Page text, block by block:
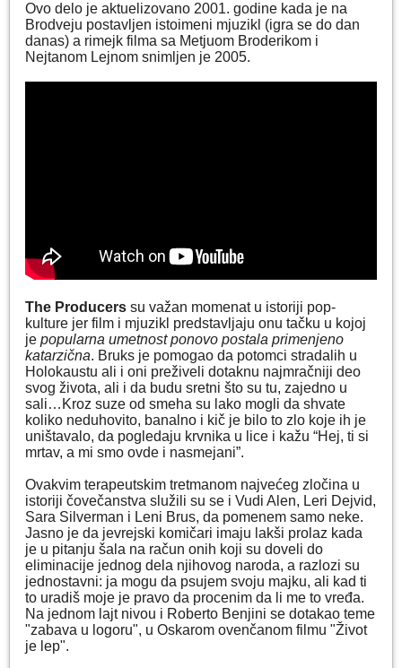
Ovo delo je aktuelizovano 2001. godine kada je na
Brodveju postavljen istoimeni mjuzikl (igra se do dan
danas) a rimejk filma sa Metjuom Broderikom i
Nejtanom Lejnom snimljen je 2005.
The Producers su važan momenat u istoriji pop-
kulture jer film i mjuzikl predstavljaju onu tačku u kojoj
je popularna umetnost ponovo postala primenjeno
katarzična. Bruks je pomogao da potomci stradalih u
Holokaustu ali i oni preživeli dotaknu najmračniji deo
svog života, ali i da budu sretni što su tu, zajedno u
sali…Kroz suze od smeha su lako mogli da shvate
koliko neduhovito, banalno i kič je bilo to zlo koje ih je
uništavalo, da pogledaju krvnika u lice i kažu “Hej, ti si
mrtav, a mi smo ovde i nasmejani”.
Ovakvim terapeutskim tretmanom najvećeg zločina u
istoriji čovečanstva služili su se i Vudi Alen, Leri Dejvid,
Sara Silverman i Leni Brus, da pomenem samo neke.
Jasno je da jevrejski komičari imaju lakši prolaz kada
je u pitanju šala na račun onih koji su doveli do
eliminacije jednog dela njihovog naroda, a razlozi su
jednostavni: ja mogu da psujem svoju majku, ali kad ti
to uradiš moje je pravo da procenim da li me to vređa.
Na jednom lajt nivou i Roberto Benjini se dotakao teme
"zabava u logoru", u Oskarom ovenčanom filmu "Život
je lep".